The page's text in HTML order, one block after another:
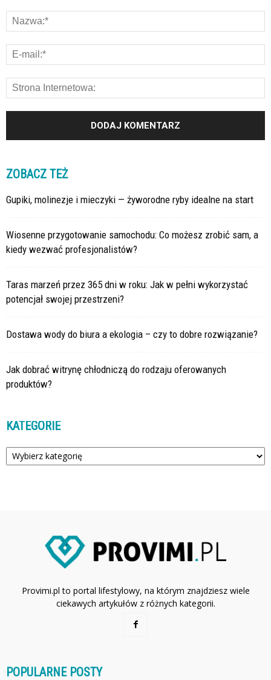
ZOBACZ TEŻ
Gupiki, molinezje i mieczyki — żyworodne ryby idealne na start
Wiosenne przygotowanie samochodu: Co możesz zrobić sam, a
kiedy wezwać profesjonalistów?
Taras marzeń przez 365 dni w roku: Jak w pełni wykorzystać
potencjał swojej przestrzeni?
Dostawa wody do biura a ekologia – czy to dobre rozwiązanie?
Jak dobrać witrynę chłodniczą do rodzaju oferowanych
produktów?
KATEGORIE
Kategorie
Provimi.pl to portal lifestylowy, na którym znajdziesz wiele
ciekawych artykułów z różnych kategorii.
POPULARNE POSTY